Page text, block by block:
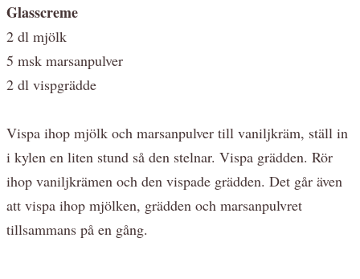
Glasscreme
2 dl mjölk
5 msk marsanpulver
2 dl vispgrädde
Vispa ihop mjölk och marsanpulver till vaniljkräm, ställ in
i kylen en liten stund så den stelnar. Vispa grädden. Rör
ihop vaniljkrämen och den vispade grädden. Det går även
att vispa ihop mjölken, grädden och marsanpulvret
tillsammans på en gång.